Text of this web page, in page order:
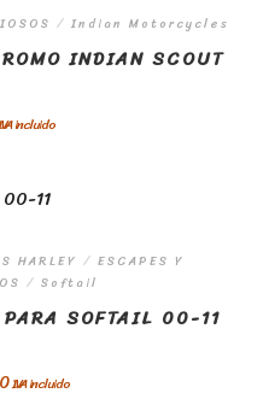
/ Indian Motorcycles
INDIAN SCOUT
incluido
HARLEY / ESCAPES Y
/ Softail
SOFTAIL 00-11
IVA incluido